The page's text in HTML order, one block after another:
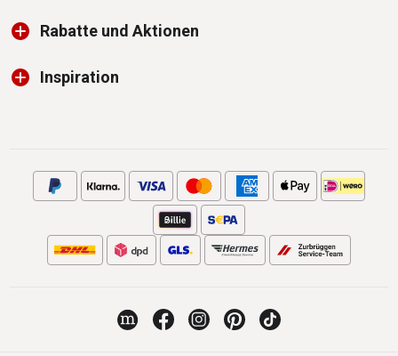
Rabatte und Aktionen
Inspiration